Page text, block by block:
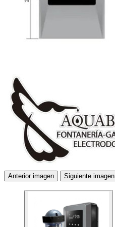
Anterior imagen Siguiente imagen